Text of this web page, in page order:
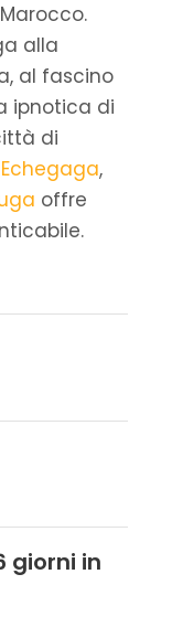
alla
al fascino
ipnotica di
di
Echegaga,
offre
giorni in